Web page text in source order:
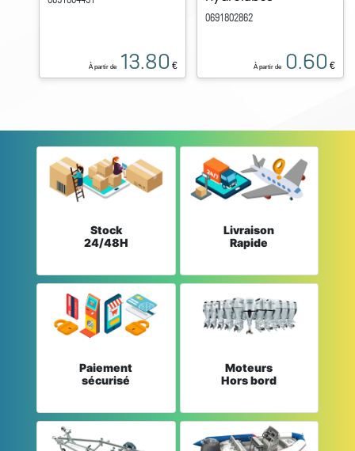
À partir de 13.80 €
0691802862
À partir de 0.60 €
Stock
24/48H
Livraison
Rapide
Paiement
sécurisé
Moteurs
Hors bord